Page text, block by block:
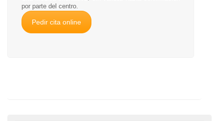
por parte del centro.
Pedir cita online